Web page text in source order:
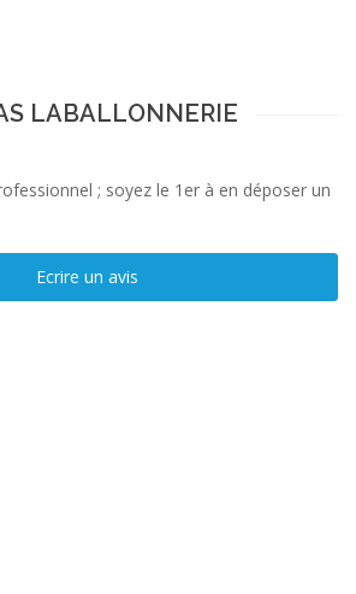
LABALLONNERIE
; soyez le 1er à en déposer un
Ecrire un avis